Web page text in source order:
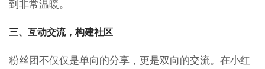
到非常温暖。
三、互动交流，构建社区
粉丝团不仅仅是单向的分享，更是双向的交流。在小红